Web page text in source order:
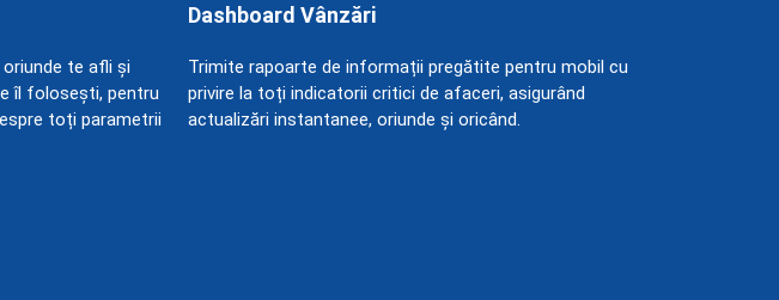
te afli și
îl folosești, pentru
toți parametrii
Dashboard Vânzări
Trimite rapoarte de informații pregătite pentru mobil cu
privire la toți indicatorii critici de afaceri, asigurând
actualizări instantanee, oriunde și oricând.